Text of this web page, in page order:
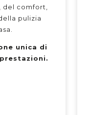
del comfort,
pulizia
unica di